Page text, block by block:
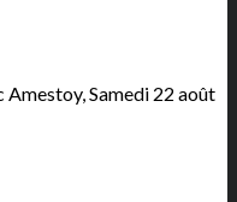
Amestoy, Samedi 22 août